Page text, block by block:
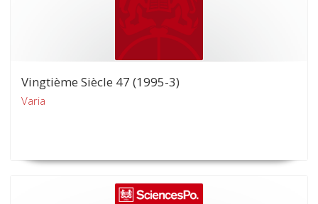
Vingtième Siècle 47 (1995-3)
Varia